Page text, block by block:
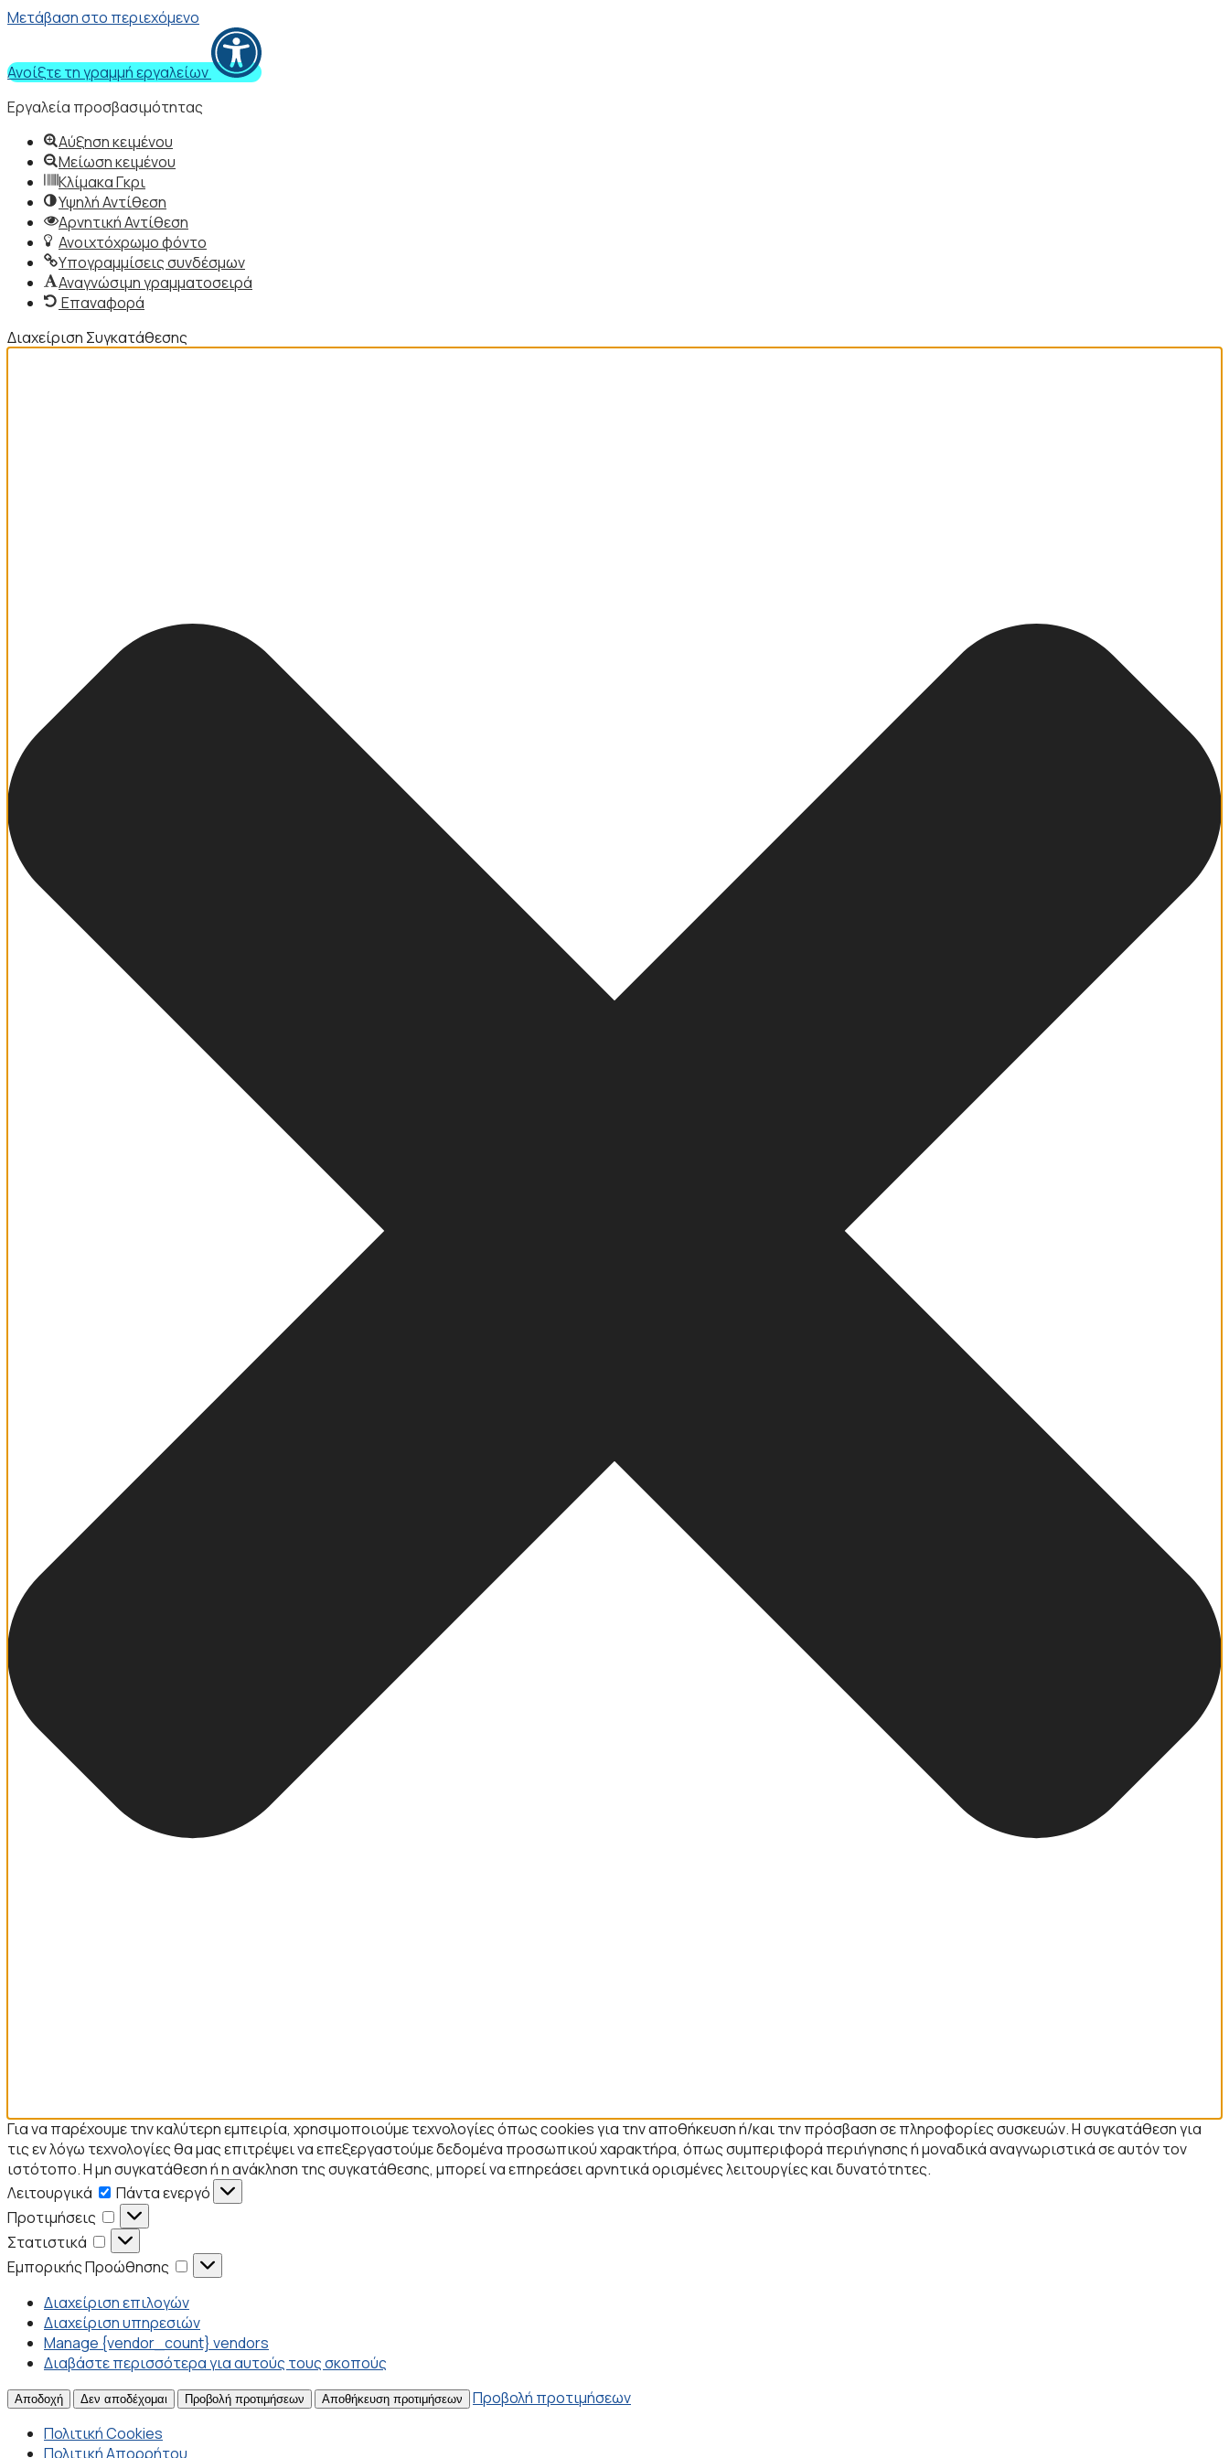
Μετάβαση στο περιεχόμενο
Ανοίξτε τη γραμμή εργαλείων
Εργαλεία προσβασιμότητας
Αύξηση κειμένου
Μείωση κειμένου
Κλίμακα Γκρι
Υψηλή Αντίθεση
Αρνητική Αντίθεση
Ανοιχτόχρωμο φόντο
Υπογραμμίσεις συνδέσμων
Αναγνώσιμη γραμματοσειρά
Επαναφορά
Διαχείριση Συγκατάθεσης
Για να παρέχουμε την καλύτερη εμπειρία, χρησιμοποιούμε τεχνολογίες όπως cookies για την αποθήκευση ή/και την πρόσβαση σε πληροφορίες συσκευών. Η συγκατάθεση για
τις εν λόγω τεχνολογίες θα μας επιτρέψει να επεξεργαστούμε δεδομένα προσωπικού χαρακτήρα, όπως συμπεριφορά περιήγησης ή μοναδικά αναγνωριστικά σε αυτόν τον
ιστότοπο. Η μη συγκατάθεση ή η ανάκληση της συγκατάθεσης, μπορεί να επηρεάσει αρνητικά ορισμένες λειτουργίες και δυνατότητες.
Λειτουργικά
Λειτουργικά
Πάντα ενεργό
Προτιμήσεις
Προτιμήσεις
Στατιστικά
Στατιστικά
Εμπορικής Προώθησης
Εμπορικής
Προώθησης
Διαχείριση επιλογών
Διαχείριση υπηρεσιών
Manage {vendor_count} vendors
Διαβάστε περισσότερα για αυτούς τους σκοπούς
Αποδοχή Δεν αποδέχομαι Προβολή προτιμήσεων Αποθήκευση προτιμήσεων
Προβολή προτιμήσεων
Πολιτική Cookies
Πολιτική Απορρήτου